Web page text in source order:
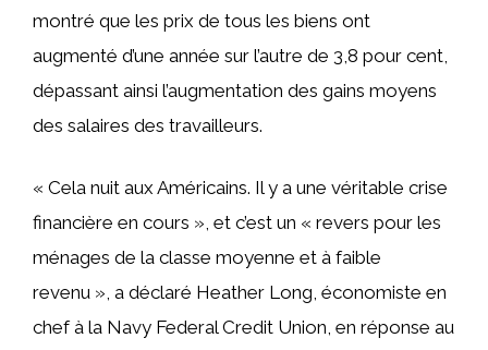
montré que les prix de tous les biens ont
augmenté d’une année sur l’autre de 3,8 pour cent,
dépassant ainsi l’augmentation des gains moyens
des salaires des travailleurs.
« Cela nuit aux Américains. Il y a une véritable crise
financière en cours », et c’est un « revers pour les
ménages de la classe moyenne et à faible
revenu », a déclaré Heather Long, économiste en
chef à la Navy Federal Credit Union, en réponse au